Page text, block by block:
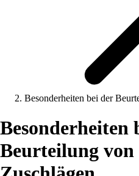
Besonderheiten bei der
Besonderheiten
Beurteilung von